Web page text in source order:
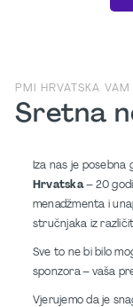
PMI HRVATSKA
Sretna
Iza nas je posebna
Hrvatska– 20
menadžmenta i
stručnjaka iz
Sve to ne bi bilo
sponzora – vaša
Vjerujemo da je